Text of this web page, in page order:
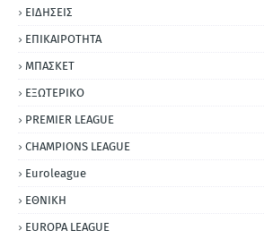
ΕΙΔΗΣΕΙΣ
ΕΠΙΚΑΙΡΟΤΗΤΑ
ΜΠΑΣΚΕΤ
ΕΞΩΤΕΡΙΚΟ
PREMIER LEAGUE
CHAMPIONS LEAGUE
Euroleague
ΕΘΝΙΚΗ
EUROPA LEAGUE